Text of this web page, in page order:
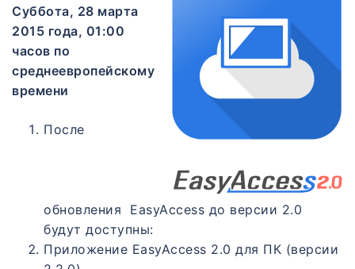
Суббота, 28 марта
2015 года, 01:00
часов по
среднеевропейскому
времени
После
обновления EasyAccess до версии 2.0
будут доступны:
Приложение EasyAccess 2.0 для ПК (версии